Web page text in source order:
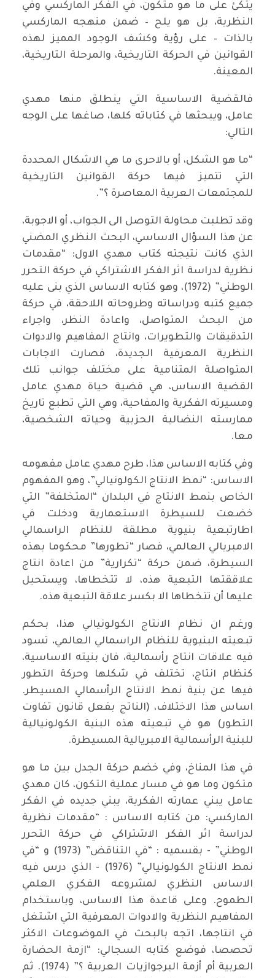
يتكئ على ما هو متكون، في الفكر الماركسي وفي
النظرية، بل هو يلح – ضمن منهجه الماركسي
بالذات – على رؤية وكشف الوجود المميز لهذه
القوانين في الحركة التاريخية، والمرحلة التاريخية،
المعينة.
فالقضية الاساسية التي ينطلق منها مهدي
عامل، ويبحثها في كتاباته كلها، صاغها على الوجه
التالي:
“ما هو الشكل، أو بالاحرى ما هي الاشكال المحددة
التي تتميز فيها حركة القوانين التاريخية
للمجتمعات العربية المعاصرة ؟”.
وقد تطلبت محاولة التوصل الى الجواب، أو الاجوبة،
عن هذا السؤال الاساسي، البحث النظري المضني
الذي كانت نتيجته كتاب مهدي الاول: “مقدمات
نظرية لدراسة اثر الفكر الاشتراكي في حركة التحرر
الوطني” (1972)، وهو كتابه الاساس الذي بنى عليه
جميع كتبه ودراساته وطروحاته اللاحقة، في حركة
من البحث المتواصل، واعادة النظر، واجراء
التدقيقات والتطويرات، وانتاج المفاهيم والادوات
النظرية المعرفية الجديدة، فصارت الاجابات
المتواصلة المتنامية على مختلف جوانب تلك
القضية الاساس، هي قضية حياة مهدي عامل
ومسيرته الفكرية والمفاحية، وهي التي تطبع تاريخ
ممارسته النضالية الحزبية وحياته الشخصية،
معا.
وفي كتابه الاساس هذا، طرح مهدي عامل مفهومه
الاساس: “نمط الانتاج الكولونيالي”، وهو المفهوم
الخاص بنمط الانتاج في البلدان “المتخلفة” التي
خضعت للسيطرة الاستعمارية ودخلت في
اطارتبعية بنيوية مطلقة للنظام الراسمالي
الامبريالي العالمي، فصار “تطورها” محكوما بهذه
السيطرة، ضمن حركة “تكرارية” من اعادة انتاج
علاققتها التبعية هذه، لا تتخطاها، ويستحيل
عليها أن تتخطاها الا بكسر علاقة التبعية هذه.
ورغم ان نظام الانتاج الكولونيالي هذا، بحكم
تبعيته البنيوية للنظام الراسمالي العالمي، تسود
فيه علاقات انتاج رأسمالية، فان بنيته الاساسية،
كنظام انتاج، تختلف في شكلها وحركة التطور
فيها عن بنية نمط الانتاج الرأسمالي المسيطر.
اساس هذا الاختلاف، (الناتج بفعل قانون تفاوت
التطور) هو في تبعيته هذه البنية الكولونيالية
للبنية الرأسمالية الامبريالية المسيطرة.
في هذا المناخ، وفي خضم حركة الجدل بين ما هو
متكون وما هو في مسار عملية التكون، كان مهدي
عامل يبني عمارته الفكرية، يبني جديده في الفكر
الماركسي: من كتابه الاساس : “مقدمات نظرية
لدراسة اثر الفكر الاشتراكي في حركة التحرر
الوطني” - بقسميه : “في التناقض” (1973) و “في
نمط الانتاج الكولونيالي” (1976) - الذي درس فيه
الاساس النظري لمشروعه الفكري العلمي
الطموح. وعلى قاعدة هذا الاساس، وباستخدام
المفاهيم النظرية والادوات المعرفية التي اشتغل
في انتاجها، اتجه بالبحث في الموضوعات الاكثر
تحصصا، فوضع كتابه السجالي: “ازمة الحضارة
العربية أم أزمة البرجوازيات العربية ؟” (1974). ثم